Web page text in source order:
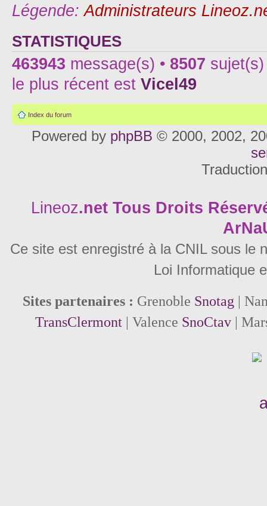
Légende:Administrateurs
STATISTIQUES
463943 message(s) • 8507
le plus récent est Vicel49
Index du forum
Powered by phpBB © 2000, 2002,
Lineoz.net Tous Droits
Ce site est enregistré à la CNIL sous le
Loi Informatique
Sites partenaires : Grenoble Snotag |
TransClermont| Valence SnoCtav|